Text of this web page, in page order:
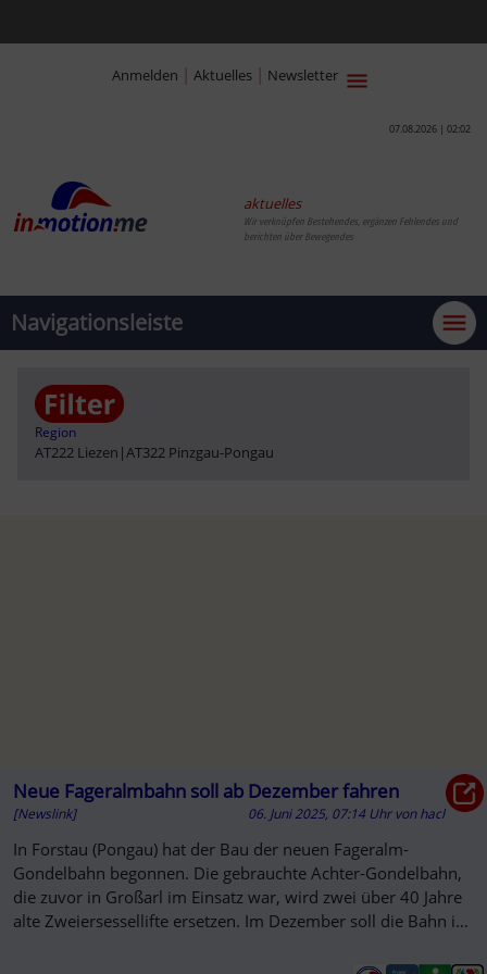
Anmelden | Aktuelles | Newsletter
07.08.2026 | 02:02
aktuelles
Wir verknüpfen Bestehendes, ergänzen Fehlendes und
berichten über Bewegendes
Navigationsleiste
Region
AT222 Liezen |AT322 Pinzgau-Pongau
Neue Fageralmbahn soll ab Dezember fahren
[Newslink] 06. Juni 2025, 07:14 Uhr vonhacl
In Forstau (Pongau) hat der Bau der neuen Fageralm-
Gondelbahn begonnen. Die gebrauchte Achter-Gondelbahn,
die zuvor in Großarl im Einsatz war, wird zwei über 40 Jahre
alte Zweiersessellifte ersetzen. Im Dezember soll die Bahn in